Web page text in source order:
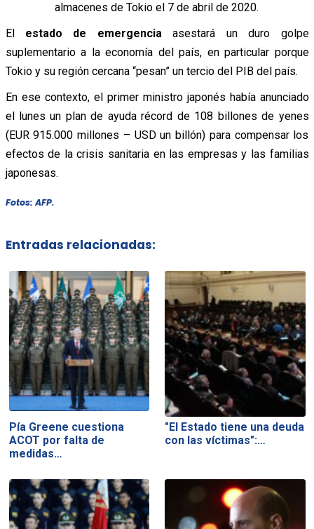
almacenes de Tokio el 7 de abril de 2020.
El estado de emergenciaasestará un duro golpe
suplementario a la economía del país, en particular porque
Tokio y su región cercana “pesan” un tercio del PIB del país.
En ese contexto, el primer ministro japonés había anunciado
el lunes un plan de ayuda récord de 108 billones de yenes
(EUR 915.000 millones – USD un billón) para compensar los
efectos de la crisis sanitaria en las empresas y las familias
japonesas.
Fotos: AFP.
Entradas relacionadas:
Pía Greene cuestiona
ACOT por falta de
medidas…
"El Estado tiene una deuda
con las víctimas":…